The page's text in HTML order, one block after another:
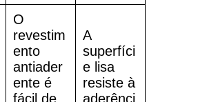
O
revestim
ento
antiader
ente é
fácil de
A
superfíci
e lisa
resiste à
aderênci